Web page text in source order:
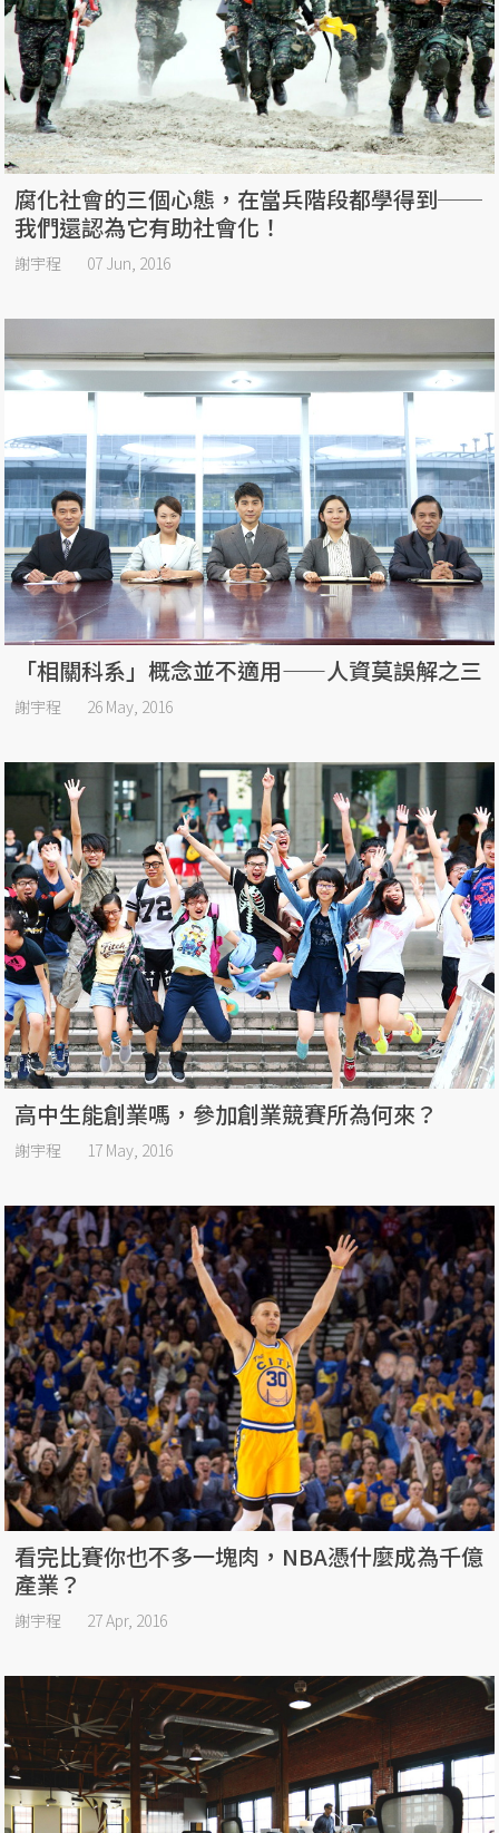
腐化社會的三個心態，在當兵階段都學得到──
我們還認為它有助社會化！
謝宇程 07 Jun, 2016
「相關科系」概念並不適用——人資莫誤解之三
謝宇程 26 May, 2016
高中生能創業嗎，參加創業競賽所為何來？
謝宇程 17 May, 2016
看完比賽你也不多一塊肉，NBA憑什麼成為千億
產業？
謝宇程 27 Apr, 2016